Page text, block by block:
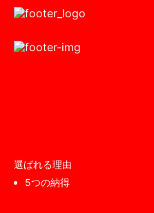
選ばれる理由
5つの納得